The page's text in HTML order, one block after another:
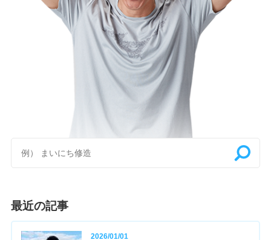
最近の記事
2026/01/01